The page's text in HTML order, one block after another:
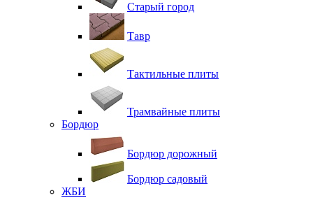
Старый город
Тавр
Тактильные плиты
Трамвайные плиты
Бордюр
Бордюр дорожный
Бордюр садовый
ЖБИ